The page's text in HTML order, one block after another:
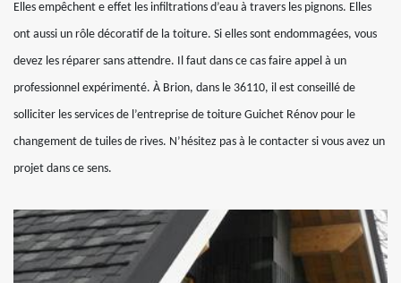
Elles empêchent e effet les infiltrations d’eau à travers les pignons. Elles
ont aussi un rôle décoratif de la toiture. Si elles sont endommagées, vous
devez les réparer sans attendre. Il faut dans ce cas faire appel à un
professionnel expérimenté. À Brion, dans le 36110, il est conseillé de
solliciter les services de l’entreprise de toiture Guichet Rénov pour le
changement de tuiles de rives. N’hésitez pas à le contacter si vous avez un
projet dans ce sens.